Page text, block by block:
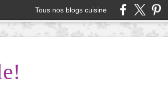
Tous nos blogs cuisine